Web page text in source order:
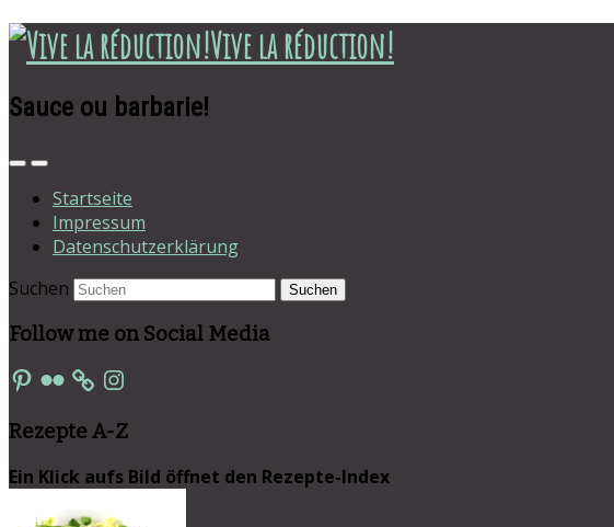
Vive la réduction!
Sauce ou barbarie!
Startseite
Impressum
Datenschutzerklärung
Suchen
Follow me on Social Media
Pinterest
Flickr Instagram
Rezepte A-Z
Ein Klick aufs Bild öffnet den Rezepte-Index